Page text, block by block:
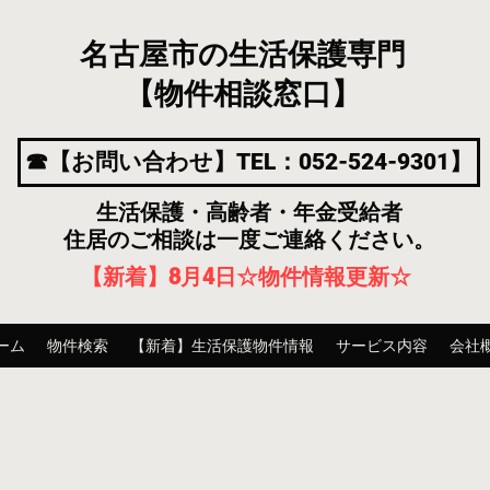
名古屋市の生活保護専門
【物件相談窓口】
☎【お問い合わせ】TEL：052-524-9301】
生活保護・高齢者・年金受給者
住居のご相談は一度ご連絡ください。
【新着】8月4日 ☆物件情報更新☆
ム 物件検索 【新着】生活保護物件情報 サービス内容 会社